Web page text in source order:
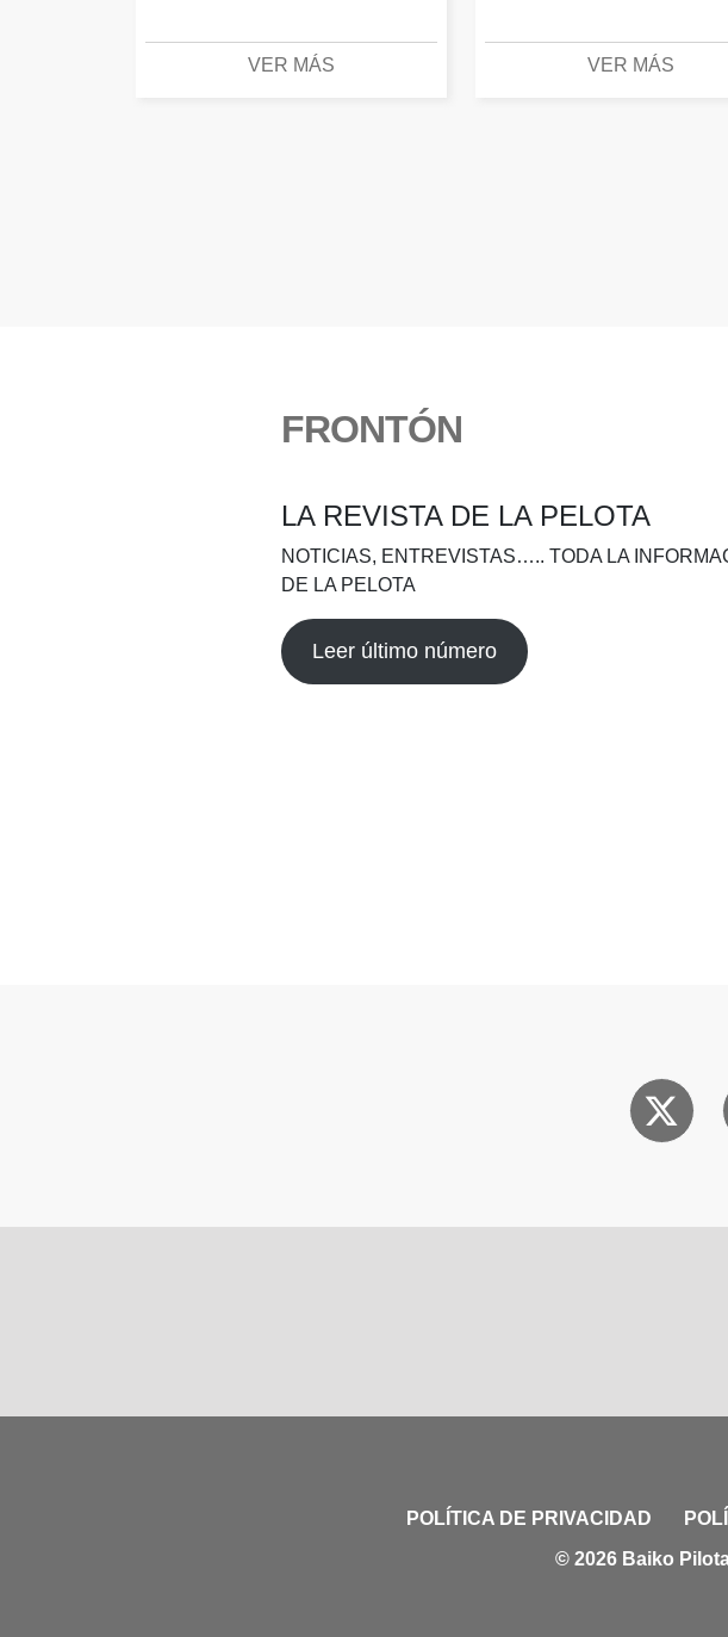
VER MÁS VER MÁS
FRONTÓN
LA REVISTA DE LA PELOTA
NOTICIAS, ENTREVISTAS….. TODA LA
DE LA PELOTA
Leer último número
POLÍTICA DE PRIVACIDAD
© 2026 Baiko